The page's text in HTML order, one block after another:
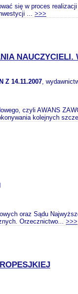
się w proces
... >>>
NAUCZYCIELI.
Z 14.11.2007,
czyli AWANS
kolejnych
oraz Sądu
Orzecznictwo... >>>